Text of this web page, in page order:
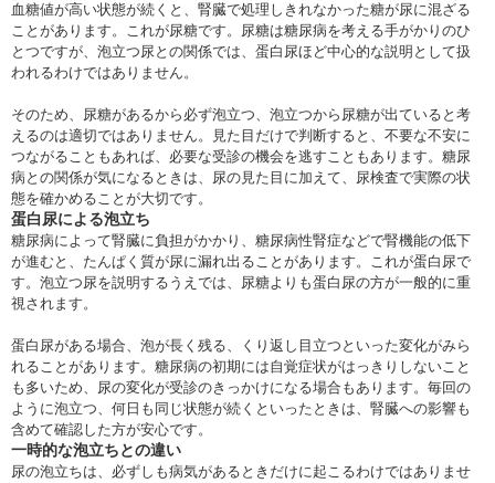
血糖値が高い状態が続くと、腎臓で処理しきれなかった糖が尿に混ざる
ことがあります。これが尿糖です。尿糖は糖尿病を考える手がかりのひ
とつですが、泡立つ尿との関係では、蛋白尿ほど中心的な説明として扱
われるわけではありません。
そのため、尿糖があるから必ず泡立つ、泡立つから尿糖が出ていると考
えるのは適切ではありません。見た目だけで判断すると、不要な不安に
つながることもあれば、必要な受診の機会を逃すこともあります。糖尿
病との関係が気になるときは、尿の見た目に加えて、尿検査で実際の状
態を確かめることが大切です。
蛋白尿による泡立ち
糖尿病によって腎臓に負担がかかり、糖尿病性腎症などで腎機能の低下
が進むと、たんぱく質が尿に漏れ出ることがあります。これが蛋白尿で
す。泡立つ尿を説明するうえでは、尿糖よりも蛋白尿の方が一般的に重
視されます。
蛋白尿がある場合、泡が長く残る、くり返し目立つといった変化がみら
れることがあります。糖尿病の初期には自覚症状がはっきりしないこと
も多いため、尿の変化が受診のきっかけになる場合もあります。毎回の
ように泡立つ、何日も同じ状態が続くといったときは、腎臓への影響も
含めて確認した方が安心です。
一時的な泡立ちとの違い
尿の泡立ちは、必ずしも病気があるときだけに起こるわけではありませ